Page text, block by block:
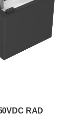
RAD